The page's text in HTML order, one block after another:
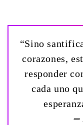
“Sino
corazones,
responder
cada uno
—